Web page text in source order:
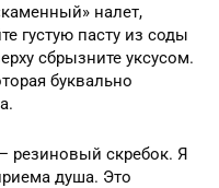
налет,
густую пасту из соды
сбрызните уксусом.
буквально
резиновый скребок. Я
душа. Это